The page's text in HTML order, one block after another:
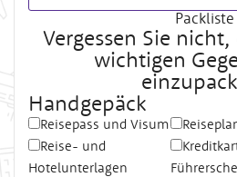
Packliste
Vergessen Sie
wichtigen
Handgepäck
Reisepass und Visum
Reise- und
Hotelunterlagen